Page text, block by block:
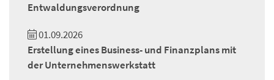
Entwaldungsverordnung
01.09.2026
Erstellung eines Business- und Finanzplans mit
der Unternehmenswerkstatt